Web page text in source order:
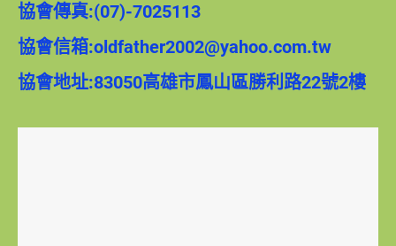
協會傳真:(07)-7025113
協會信箱:oldfather2002@yahoo.com.tw
協會地址:83050高雄市鳳山區勝利路22號2樓